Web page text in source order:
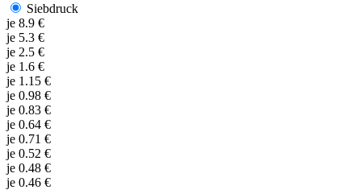
Siebdruck
je 8.9 €
je 5.3 €
je 2.5 €
je 1.6 €
je 1.15 €
je 0.98 €
je 0.83 €
je 0.64 €
je 0.71 €
je 0.52 €
je 0.48 €
je 0.46 €